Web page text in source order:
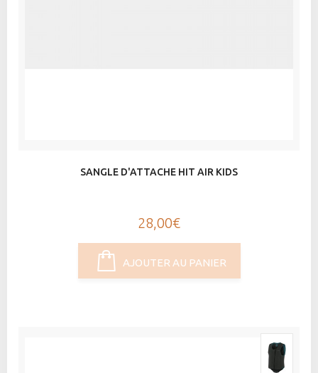
SANGLE D'ATTACHE HIT AIR KIDS
28,00€
AJOUTER AU PANIER